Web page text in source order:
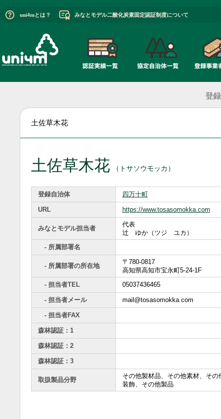
uni4mとは？ みなとモデル二酸化炭素固定認証制度について
登
土佐草木花
土佐草木花 （トサソウモッカ）
登録自治体 四万十町
URL https://www.tosasomokka.com
みなとモデル担当者
代表
辻 ゆか（ツジ ユカ）
- 所属部署名
- 所属部署の所在地
〒780-0817
高知県高知市宝永町5-24-1F
- 担当者TEL
05037436465
- 担当者メール mail@tosasomokka.com
- 担当者FAX
森林認証：1
森林認証：2
森林認証：3
取扱製品分野
その他製材品、その他素材、その
装飾、その他製品